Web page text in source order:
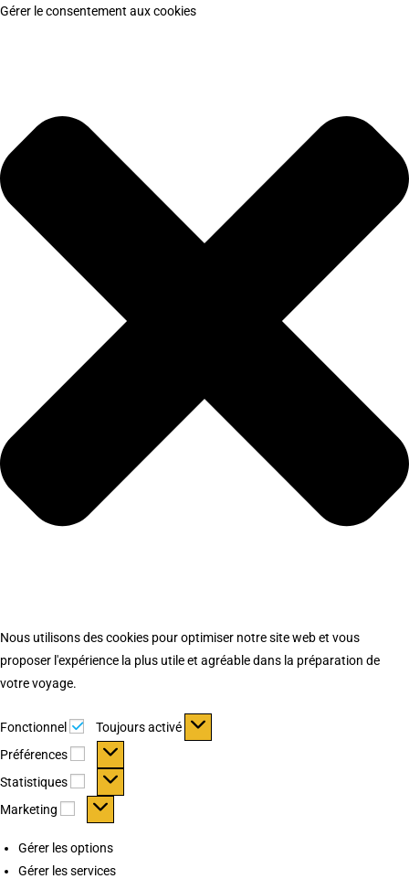
Gérer le consentement aux cookies
Nous utilisons des cookies pour optimiser notre site web et vous
proposer l'expérience la plus utile et agréable dans la préparation de
votre voyage.
Fonctionnel Fonctionnel
Toujours activé
Préférences
Préférences
Statistiques Statistiques
Marketing Marketing
Gérer les options
Gérer les services